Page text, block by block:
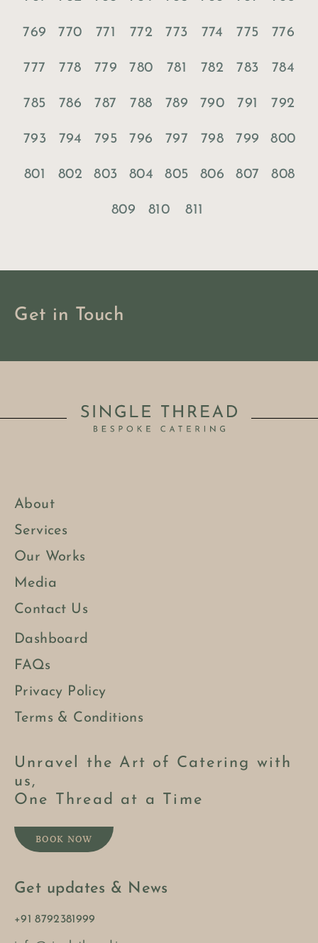
769 770 771 772 773 774 775 776
777 778 779 780 781 782 783 784
785 786 787 788 789 790 791 792
793 794 795 796 797 798 799 800
801 802 803 804 805 806 807 808
809 810 811
Get in Touch
About
Services
Our Works
Media
Contact Us
Dashboard
FAQs
Privacy Policy
Terms & Conditions
Unravel the Art of Catering with
us,
One Thread at a Time
BOOK NOW
Get updates & News
+91 8792381999